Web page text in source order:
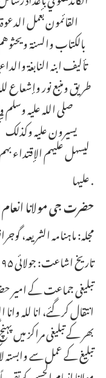
القائمون بعمل
بالكتاب والسنة
تأليف ابنه النابغة
طريق ومنبع نور وإشعاع
صلى الله عليه
يسيرون عليه وكذلك
ليسهل عليهم الإقتداء
عليها .
حضرت جی مولانا
مجلہ: ماہنامہ الشریعہ،
تاریخ اشاعت: جولائی ۱۹۹۵ء
انتقال کر گئے، انا للہ
بھر کے تبلیغی مراکز
تبلیغ کے عمل سے